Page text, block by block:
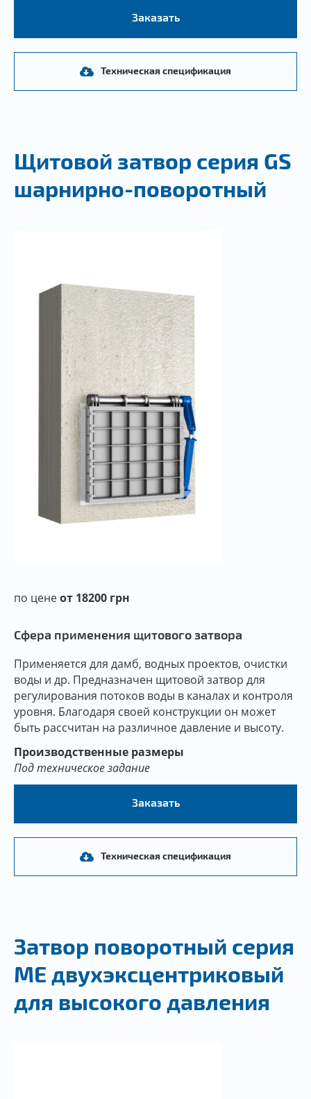
Заказать
Техническая спецификация
Щитовой затвор серия GS
шарнирно-поворотный
по ценеот 18200 грн
Сфера применения щитового затвора
Применяется для дамб, водных проектов, очистки
воды и др. Предназначен щитовой затвор для
регулирования потоков воды в каналах и контроля
уровня. Благодаря своей конструкции он может
быть рассчитан на различное давление и высоту.
Производственные размеры
Под техническое задание
Заказать
Техническая спецификация
Затвор поворотный серия
ME двухэксцентриковый
для высокого давления